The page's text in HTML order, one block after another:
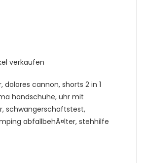
verkaufen
cannon, shorts 2 in 1
handschuhe, uhr mit
schwangerschaftstest,
abfallbehÃ¤lter, stehhilfe